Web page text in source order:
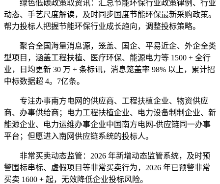
绿色低碳政策取资讯：汇总节能环保行业政策律例、行业
动态、手艺尺度解读，及时同步国度节能环保最新采购政策。
帮力投标人把握节能环保行业成长趋向，调整投标策略。
聚合全国海量消息源，笼盖、国企、平易近企、外企全类
型项目，涵盖工程扶植、医疗环保、能源电力等 1500 + 全行
业，日均更新 30 万 + 条标讯，消息笼盖率 98% 以上，累计招
中标数据超 4。7亿条。
专注办事南方电网的供应商、工程扶植企业、物资供应
商、办事供给商；电力工程扶植企业、电力设备制制企业、新
能源企业、电力运维办事企业中国南方电网-供应链同一办事
平台；但愿进入南网供应链系统的投标人。
非常买卖动态监管：2026 年新增动态监管系统，及时预
警围标串标、虚假项目等非常买卖行为，2026 年已预警非常
买卖 1600 + 起，无效降低企业投标风险。